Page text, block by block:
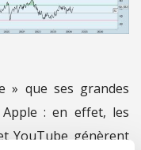
» que ses grandes
: en effet, les
YouTube génèrent